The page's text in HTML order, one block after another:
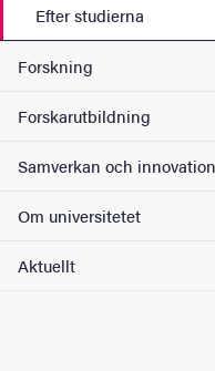
Efter studierna
Forskning
Forskarutbildning
Samverkan och innovation
Om universitetet
Aktuellt